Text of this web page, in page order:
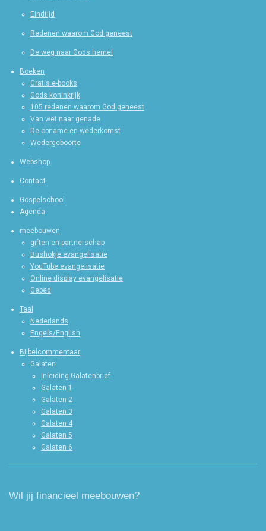
Eindtijd
Redenen waarom God geneest
De weg naar Gods hemel
Boeken
Gratis e-books
Gods koninkrijk
105 redenen waarom God geneest
Van wet naar genade
De opname en wederkomst
Wedergeboorte
Webshop
Contact
Gospelschool
Agenda
meebouwen
giften en partnerschap
Bushokje evangelisatie
YouTube evangelisatie
Online display evangelisatie
Gebed
Taal
Nederlands
Engels/English
Bijbelcommentaar
Galaten
Inleiding Galatenbrief
Galaten 1
Galaten 2
Galaten 3
Galaten 4
Galaten 5
Galaten 6
Wil jij financieel meebouwen?